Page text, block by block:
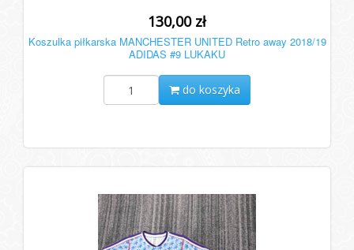
130,00 zł
Koszulka piłkarska MANCHESTER UNITED Retro away 2018/19
ADIDAS #9 LUKAKU
do koszyka